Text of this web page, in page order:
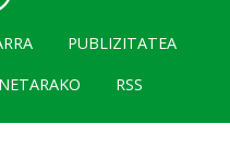
PUBLIZITATEA
RSS